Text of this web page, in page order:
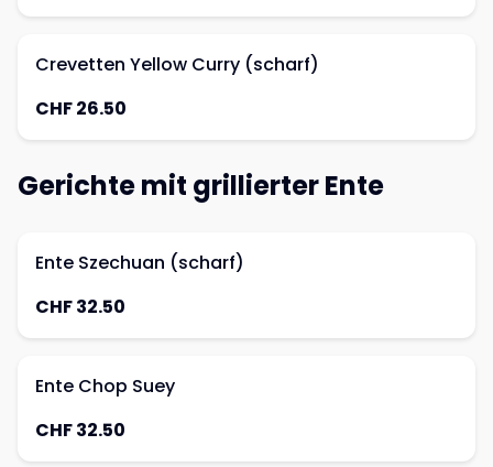
Crevetten Yellow Curry (scharf)
CHF 26.50
Gerichte mit grillierter Ente
Ente Szechuan (scharf)
CHF 32.50
Ente Chop Suey
CHF 32.50